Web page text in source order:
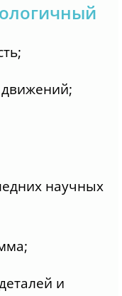
движений;
научных
и